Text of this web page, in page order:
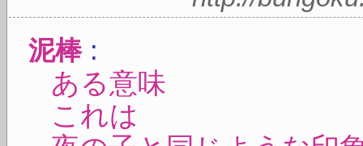
泥棒 :
ある意味
これは